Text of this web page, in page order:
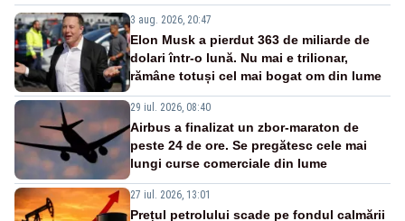
3 aug. 2026, 20:47
Elon Musk a pierdut 363 de miliarde de
dolari într-o lună. Nu mai e trilionar,
rămâne totuși cel mai bogat om din lume
29 iul. 2026, 08:40
Airbus a finalizat un zbor-maraton de
peste 24 de ore. Se pregătesc cele mai
lungi curse comerciale din lume
27 iul. 2026, 13:01
Prețul petrolului scade pe fondul calmării